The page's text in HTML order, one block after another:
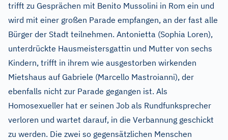
trifft zu Gesprächen mit Benito Mussolini in Rom ein und
wird mit einer großen Parade empfangen, an der fast alle
Bürger der Stadt teilnehmen. Antonietta (Sophia Loren),
unterdrückte Hausmeistersgattin und Mutter von sechs
Kindern, trifft in ihrem wie ausgestorben wirkenden
Mietshaus auf Gabriele (Marcello Mastroianni), der
ebenfalls nicht zur Parade gegangen ist. Als
Homosexueller hat er seinen Job als Rundfunksprecher
verloren und wartet darauf, in die Verbannung geschickt
zu werden. Die zwei so gegensätzlichen Menschen